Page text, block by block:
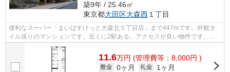
築9年 / 25.46㎡
東京都大田区大森西 １丁目
便利なスーパー「まいばすけっと大森北５丁目店」まで447mです。外観タ
イル張りのマンションです。近くに2駅ある、アクセスが良い物件です。共
用部にはエレベータ・敷地内ごみ置き場な...
11.6万円 (管理費等：8,000円 )
敷金 0ヶ月 礼金
1ヶ月